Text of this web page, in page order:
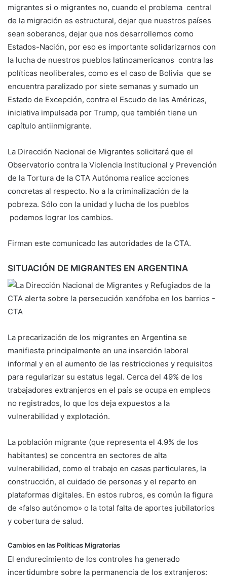
migrantes si o migrantes no, cuando el problema central
de la migración es estructural, dejar que nuestros países
sean soberanos, dejar que nos desarrollemos como
Estados-Nación, por eso es importante solidarizarnos con
la lucha de nuestros pueblos latinoamericanos contra las
políticas neoliberales, como es el caso de Bolivia que se
encuentra paralizado por siete semanas y sumado un
Estado de Excepción, contra el Escudo de las Américas,
iniciativa impulsada por Trump, que también tiene un
capítulo antiinmigrante.
La Dirección Nacional de Migrantes solicitará que el
Observatorio contra la Violencia Institucional y Prevención
de la Tortura de la CTA Autónoma realice acciones
concretas al respecto. No a la criminalización de la
pobreza. Sólo con la unidad y lucha de los pueblos
podemos lograr los cambios.
Firman este comunicado las autoridades de la CTA.
SITUACIÓN DE MIGRANTES EN ARGENTINA
La precarización de los migrantes en Argentina se
manifiesta principalmente en una inserción laboral
informal y en el aumento de las restricciones y requisitos
para regularizar su estatus legal. Cerca del 49% de los
trabajadores extranjeros en el país se ocupa en empleos
no registrados, lo que los deja expuestos a la
vulnerabilidad y explotación.
La población migrante (que representa el 4.9% de los
habitantes) se concentra en sectores de alta
vulnerabilidad, como el trabajo en casas particulares, la
construcción, el cuidado de personas y el reparto en
plataformas digitales. En estos rubros, es común la figura
de «falso autónomo» o la total falta de aportes jubilatorios
y cobertura de salud.
Cambios en las Políticas Migratorias
El endurecimiento de los controles ha generado
incertidumbre sobre la permanencia de los extranjeros: